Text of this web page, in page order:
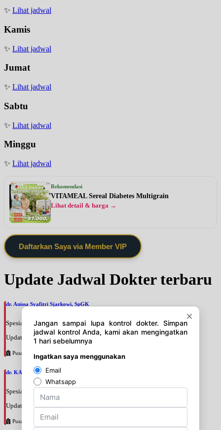
✨ Lihat jadwal
Kamis
✨ Lihat jadwal
Jumat
✨ Lihat jadwal
Sabtu
✨ Lihat jadwal
Minggu
✨ Lihat jadwal
Rekomendasi
VITAMEAL Sereal Diabetes Multigrain
Lihat detail & harga →
Daftarkan Saya via Member VIP
Update Jadwal Dokter terbaru
dr. Anissa Syafitri Sjarkowi, SpGK
Spesialis: Gizi
Update terakhir: 2026-08-07 11:51:12
Pusat Pertamina
dr. KARIN WIRADARMA, SpGK
Spesialis: Gizi
Update terakhir: 2026-08-07 11:46:16
Pusat Pertamina